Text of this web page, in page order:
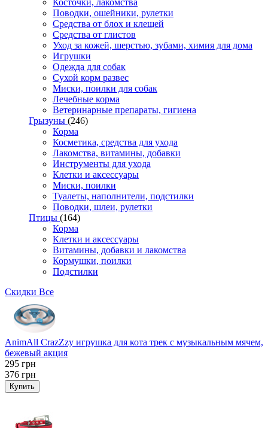
Поводки, ошейники, рулетки
Средства от блох и клещей
Средства от глистов
Уход за кожей, шерстью, зубами, химия для дома
Игрушки
Одежда для собак
Сухой корм развес
Миски, поилки для собак
Лечебные корма
Ветеринарные препараты, гигиена
Грызуны (246)
Корма
Косметика, средства для ухода
Лакомства, витамины, добавки
Инструменты для ухода
Клетки и аксессуары
Миски, поилки
Туалеты, наполнители, подстилки
Поводки, шлеи, рулетки
Птицы (164)
Корма
Клетки и аксессуары
Витамины, добавки и лакомства
Кормушки, поилки
Подстилки
Скидки Все
AnimAll CrazZzy игрушка для кота трек с музыкальным мячем,
бежевый акция
295 грн
376 грн
Купить